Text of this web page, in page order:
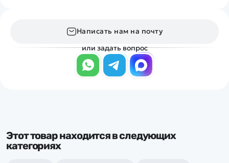
Написать нам на почту
или задать вопрос
Этот товар находится в следующих
категориях